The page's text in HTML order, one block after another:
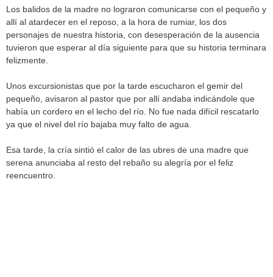
Los balidos de la madre no lograron comunicarse con el pequeño y
allí al atardecer en el reposo, a la hora de rumiar, los dos
personajes de nuestra historia, con desesperación de la ausencia
tuvieron que esperar al día siguiente para que su historia terminara
felizmente.
Unos excursionistas que por la tarde escucharon el gemir del
pequeño, avisaron al pastor que por allí andaba indicándole que
había un cordero en el lecho del río. No fue nada difícil rescatarlo
ya que el nivel del río bajaba muy falto de agua.
Esa tarde, la cría sintió el calor de las ubres de una madre que
serena anunciaba al resto del rebaño su alegría por el feliz
reencuentro.